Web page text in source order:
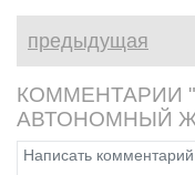
предыдущая
КОММЕНТАРИИ
АВТОНОМНЫЙ